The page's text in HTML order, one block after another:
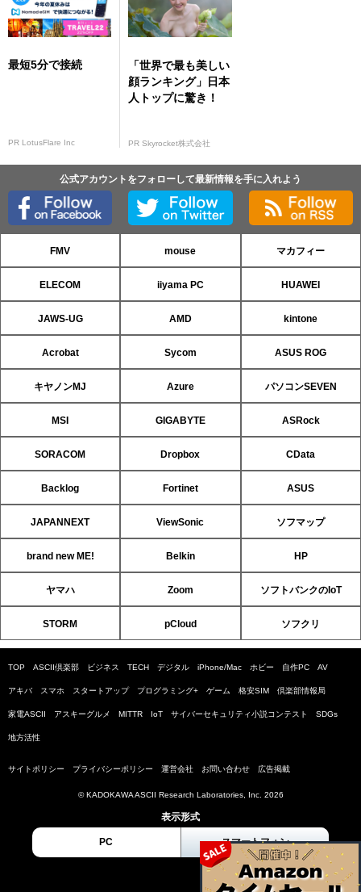
最短5分で接続
PR LotusFlare Inc
「世界で最も美しい
顔ランキング」日本
人トップに驚き！
PR Skyrocket株式会社
公式アカウントをフォローして最新情報を手に入れよう
FMV mouse マカフィー
ELECOM iiyama PC HUAWEI
JAWS-UG AMD kintone
Acrobat Sycom ASUS ROG
キヤノンMJ Azure パソコンSEVEN
MSI GIGABYTE ASRock
SORACOM Dropbox CData
Backlog Fortinet ASUS
JAPANNEXT ViewSonic ソフマップ
brand new ME! Belkin HP
ヤマハ Zoom ソフトバンクのIoT
STORM pCloud ソフクリ
TOP ASCII倶楽部 ビジネス TECH デジタル iPhone/Mac ホビー 自作PC AV
アキバ スマホ スタートアップ プログラミング+ ゲーム 格安SIM 倶楽部情報局
家電ASCII アスキーグルメ MITTR IoT サイバーセキュリティ小説コンテスト SDGs
地方活性
サイトポリシー プライバシーポリシー 運営会社 お問い合わせ 広告掲載
© KADOKAWA ASCII Research Laboratories, Inc. 2026
表示形式
PC スマートフォン